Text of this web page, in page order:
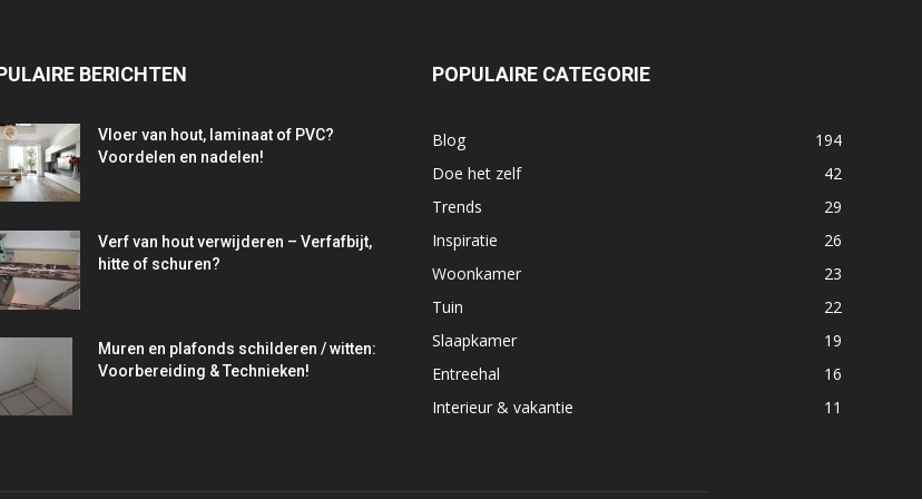
BERICHTEN
Vloer van hout, laminaat of PVC?
Voordelen en nadelen!
Verf van hout verwijderen – Verfafbijt,
hitte of schuren?
Muren en plafonds schilderen / witten:
Voorbereiding & Technieken!
POPULAIRE CATEGORIE
Blog
194
Doe het zelf
42
Trends
29
Inspiratie
26
Woonkamer
23
Tuin
22
Slaapkamer
19
Entreehal
16
Interieur & vakantie
11